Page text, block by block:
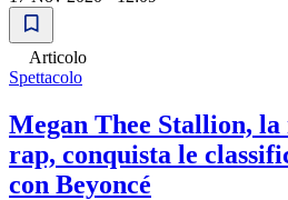
Articolo
Spettacolo
Megan Thee Stallion, la
rap, conquista le
con Beyoncé